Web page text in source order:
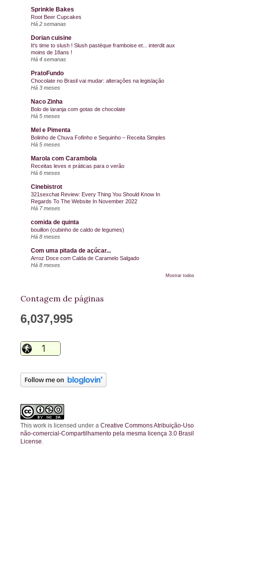
Sprinkle Bakes
Root Beer Cupcakes
Há 2 semanas
Dorian cuisine
It's time to slush ! Slush pastèque framboise et... interdit aux
moins de 18ans !
Há 4 semanas
PratoFundo
Chocolate no Brasil vai mudar: alterações na legislação
Há 3 meses
Naco Zinha
Bolo de laranja com gotas de chocolate
Há 5 meses
Mel e Pimenta
Bolinho de Chuva Fofinho e Sequinho – Receita Simples
Há 5 meses
Marola com Carambola
Receitas leves e práticas para o verão
Há 6 meses
Cinebistrot
321sexchat Review: Every Thing You Should Know In
Regards To The Website In November 2022
Há 7 meses
comida de quinta
bouillon (cubinho de caldo de legumes)
Há 8 meses
Com uma pitada de açúcar...
Arroz Doce com Calda de Caramelo Salgado
Há 8 meses
Mostrar todos
Contagem de páginas
6,037,995
This work is licensed under a Creative Commons Atribuição-Uso
não-comercial-Compartilhamento pela mesma licença 3.0 Brasil
License.